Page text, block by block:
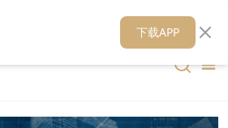
财华媒体矩阵 财华智库
下载APP